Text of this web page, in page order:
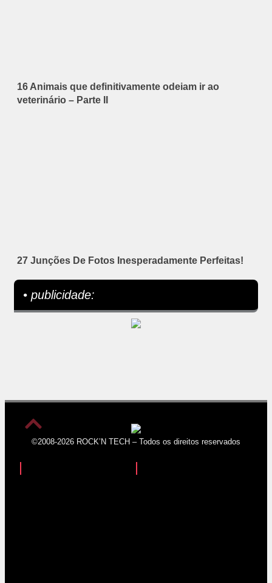
16 Animais que definitivamente odeiam ir ao
veterinário – Parte II
27 Junções De Fotos Inesperadamente Perfeitas!
• publicidade:
©2008-2026 ROCK’N TECH – Todos os direitos reservados